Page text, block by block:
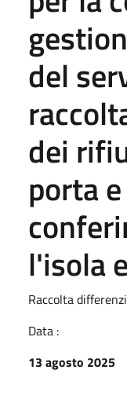
del
dei
porta
l'isola
Raccolta
Data :
13 agosto 2025